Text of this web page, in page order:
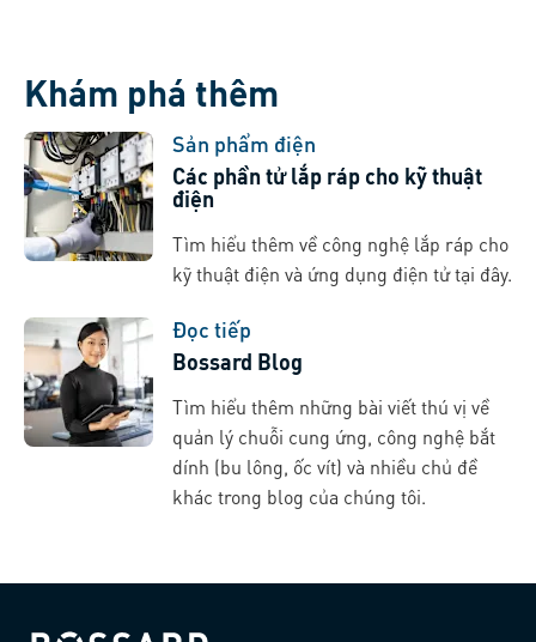
Khám phá thêm
Sản phẩm điện
Các phần tử lắp ráp cho kỹ thuật
điện
Tìm hiểu thêm về công nghệ lắp ráp cho
kỹ thuật điện và ứng dụng điện tử tại đây.
Đọc tiếp
Bossard Blog
Tìm hiểu thêm những bài viết thú vị về
quản lý chuỗi cung ứng, công nghệ bắt
dính (bu lông, ốc vít) và nhiều chủ đề
khác trong blog của chúng tôi.